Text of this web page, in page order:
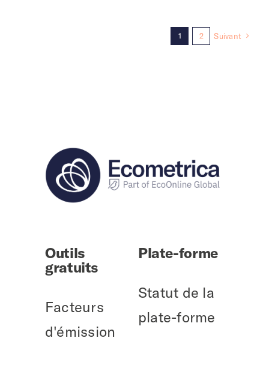
1 2 Suivant
Outils
gratuits
Facteurs
d'émission
Plate-forme
Statut de la
plate-forme